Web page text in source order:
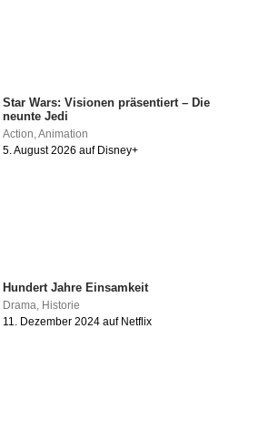
Star Wars: Visionen präsentiert – Die
neunte Jedi
Action ,Animation
5. August 2026 auf Disney+
Hundert Jahre Einsamkeit
Drama, Historie
11. Dezember 2024 auf Netflix